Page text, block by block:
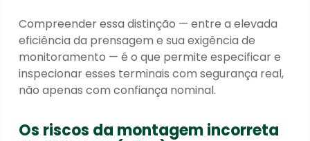
Compreender essa distinção — entre a elevada
eficiência da prensagem e sua exigência de
monitoramento — é o que permite especificar e
inspecionar esses terminais com segurança real,
não apenas com confiança nominal.
Os riscos da montagem incorreta